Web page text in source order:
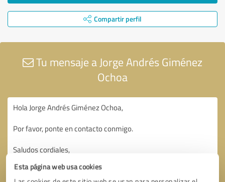
Esta página web usa cookies
Compartir perfil
Tu mensaje a Jorge Andrés Giménez
Ochoa